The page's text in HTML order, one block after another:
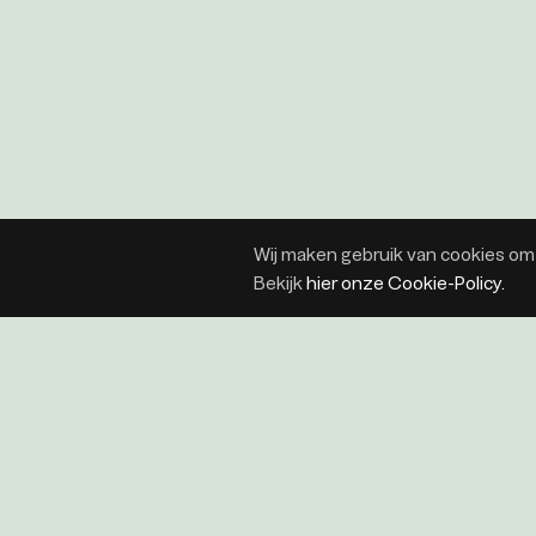
Wij maken gebruik van cookies
Bekijkhier onze Cookie-Policy.